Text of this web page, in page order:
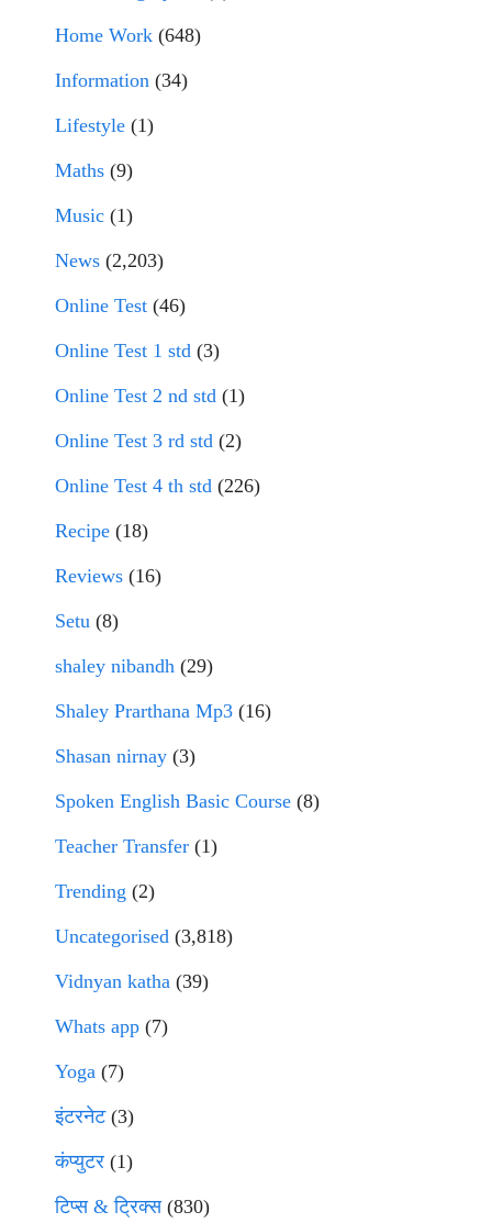
Home Work (648)
Information (34)
Lifestyle (1)
Maths (9)
Music (1)
News (2,203)
Online Test (46)
Online Test 1 std (3)
Online Test 2 nd std (1)
Online Test 3 rd std (2)
Online Test 4 th std (226)
Recipe (18)
Reviews (16)
Setu (8)
shaley nibandh (29)
Shaley Prarthana Mp3 (16)
Shasan nirnay (3)
Spoken English Basic Course (8)
Teacher Transfer (1)
Trending (2)
Uncategorised (3,818)
Vidnyan katha (39)
Whats app (7)
Yoga (7)
इंटरनेट(3)
कंप्युटर (1)
टिप्स & ट्रिक्स(830)